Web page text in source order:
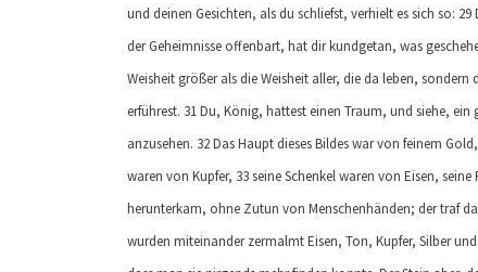
und deinen Gesichten, als du schliefst, verhielt es sich so:
der Geheimnisse offenbart, hat dir kundgetan, was
Weisheit größer als die Weisheit aller, die da leben,
erführest. 31 Du, König, hattest einen Traum, und siehe,
anzusehen. 32 Das Haupt dieses Bildes war von feinem
waren von Kupfer, 33 seine Schenkel waren von Eisen,
herunterkam, ohne Zutun von Menschenhänden; der traf
wurden miteinander zermalmt Eisen, Ton, Kupfer, Silber